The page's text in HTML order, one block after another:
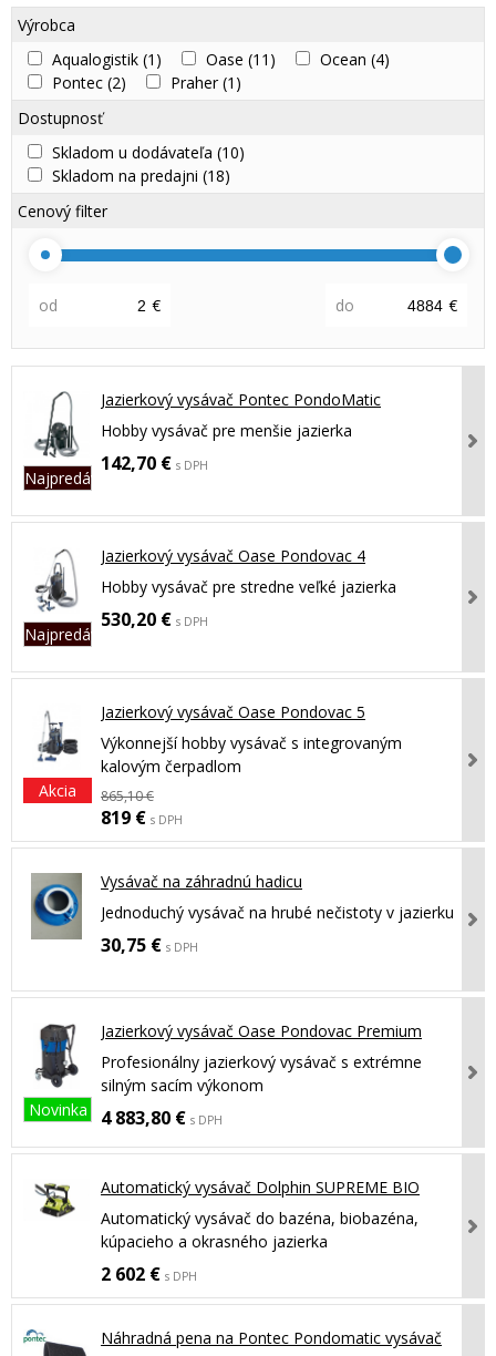
Výrobca
Aqualogistik (1) Oase (11) Ocean (4)
Pontec (2) Praher(1)
Dostupnosť
Skladom u dodávateľa (10)
Skladom na predajni (18)
Cenový filter
od € do €
Najpredávanejší
Jazierkový vysávač Pontec PondoMatic
Hobby vysávač pre menšie jazierka
142,70 € s DPH
Najpredávanejší
Jazierkový vysávač Oase Pondovac 4
Hobby vysávač pre stredne veľké jazierka
530,20 € s DPH
Akcia
Jazierkový vysávač Oase Pondovac 5
Výkonnejší hobby vysávač s integrovaným
kalovým čerpadlom
865,10 €
819 € s DPH
Vysávač na záhradnú hadicu
Jednoduchý vysávač na hrubé nečistoty v jazierku
30,75 € s DPH
Novinka
Jazierkový vysávač Oase Pondovac Premium
Profesionálny jazierkový vysávač s extrémne
silným sacím výkonom
4 883,80 € s DPH
Automatický vysávač Dolphin SUPREME BIO
Automatický vysávač do bazéna, biobazéna,
kúpacieho a okrasného jazierka
2 602 € s DPH
Náhradná pena na Pontec Pondomatic vysávač